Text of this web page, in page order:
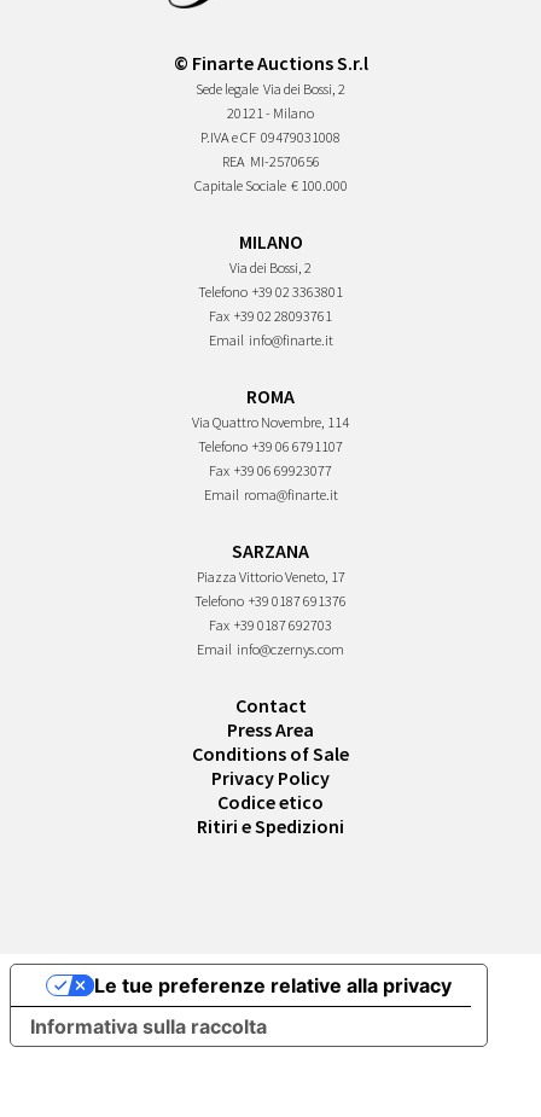
© Finarte Auctions S.r.l
Sede legale Via dei Bossi, 2
20121 - Milano
P.IVA e CF 09479031008
REA MI-2570656
Capitale Sociale € 100.000
MILANO
Via dei Bossi, 2
Telefono +39 02 3363801
Fax +39 02 28093761
Email info@finarte.it
ROMA
Via Quattro Novembre, 114
Telefono +39 06 6791107
Fax +39 06 69923077
Email roma@finarte.it
SARZANA
Piazza Vittorio Veneto, 17
Telefono +39 0187 691376
Fax +39 0187 692703
Email info@czernys.com
Contact
Press Area
Conditions of Sale
Privacy Policy
Codice etico
Ritiri e Spedizioni
Informativa sulla raccolta
Le tue preferenze relative alla privacy